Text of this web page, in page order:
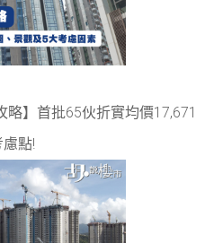
略】首批65伙折實均價17,671
點!